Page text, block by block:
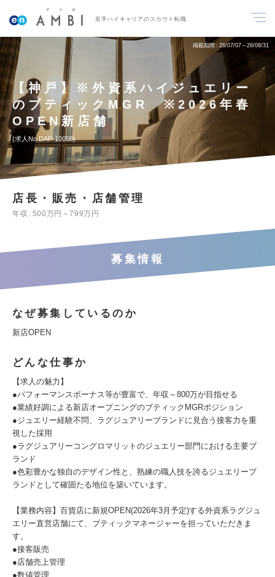
若手ハイキャリアのスカウト転職
掲載期間 26/07/07～26/08/31
【神戸】※外資系ハイジュエリー
のブティックMGR ※2026年春
OPEN新店舗
求人No.DAP-10058
店長・販売・店舗管理
年収 500万円～799万円
募集情報
なぜ募集しているのか
新店OPEN
どんな仕事か
【求人の魅力】
●パフォーマンスボーナス等が豊富で、年収～800万が目指せる
●業績好調による新店オープニングのブティックMGRポジション
●ジュエリー経験不問、ラグジュアリーブランドに見合う接客力を重
視した採用
●ラグジュアリーコングロマリットのジュエリー部門における主要ブ
ランド
●色彩豊かな独自のデザイン性と、熟練の職人技を誇るジュエリーブ
ランドとして確固たる地位を築いています。
【業務内容】百貨店に新規OPEN(2026年3月予定)する外資系ラグジュ
エリー直営店舗にて、ブティックマネージャーを担っていただきま
す。
●接客販売
●店舗売上管理
●数値管理